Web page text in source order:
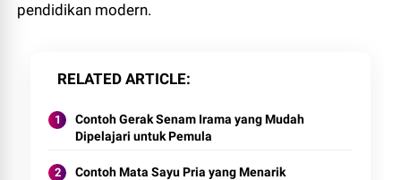
pendidikan modern.
RELATED ARTICLE
Contoh Gerak Senam Irama yang Mudah
Dipelajari untuk Pemula
Contoh Mata Sayu Pria yang Menarik